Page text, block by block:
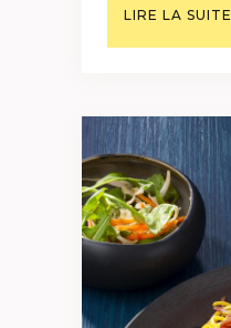
LIRE LA SUITE